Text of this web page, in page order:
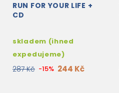
RUN FOR YOUR LIFE +
CD
skladem (ihned
expedujeme)
287 Kč -15% 244 Kč